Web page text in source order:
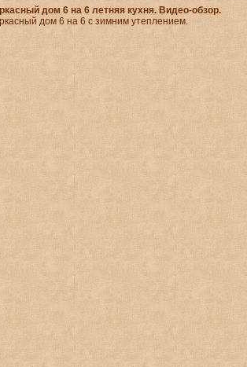
дом 6 на 6 летняя кухня. Видео-обзор.
дом 6 на 6 с зимним утеплением.